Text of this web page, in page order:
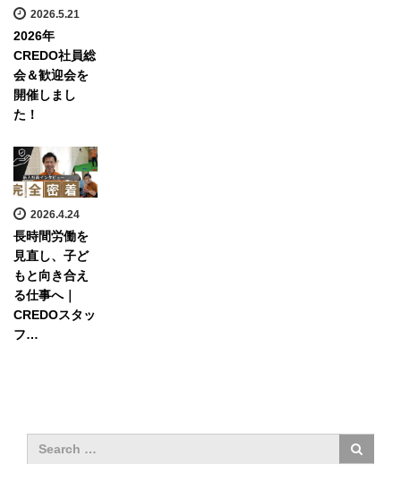
2026.5.21
2026年
CREDO社員総
会＆歓迎会を
開催しまし
た！
2026.4.24
長時間労働を
見直し、子ど
もと向き合え
る仕事へ｜
CREDOスタッ
フ…